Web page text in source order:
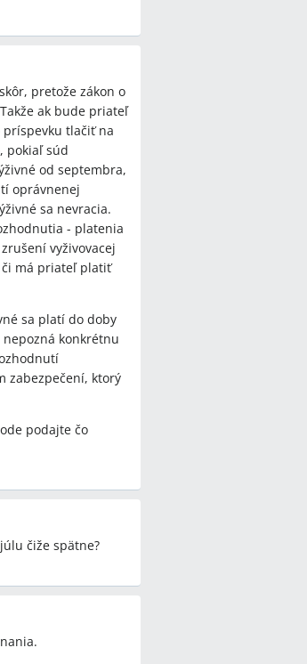
letné prázdniny
výživného do
rok pri
je evidované na
a že rozhodujúca
využiť
povinnosť
hranicu a
vek; v diskusii sa
prídavok na
údajne
keď dieťa zjavne
pretože bez
pretože zákon o
ak bude priateľ
tlačiť na
pokiaľ súd
od septembra,
oprávnenej
sa nevracia.
- platenia
vyživovacej
má priateľ platiť
sa platí do doby
konkrétnu
zabezpečení, ktorý
podajte čo
čiže spätne?